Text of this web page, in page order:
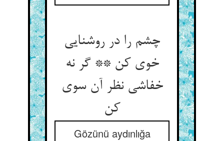
چشم را در روشنایی
خوی کن ** گر نه
خفاشی نظر آن سوی
کن‏
Gözünü aydınlığa